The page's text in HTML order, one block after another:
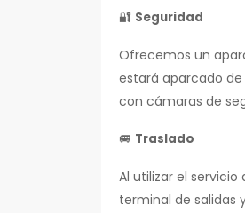
🔐 Seguridad
Ofrecemos un
estará aparcado
con cámaras de
🚐 Traslado
Al utilizar el
terminal de salidas